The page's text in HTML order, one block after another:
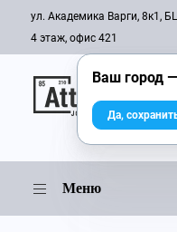
ул. Академика Варги, 8к1,
4 этаж, офис 421
Онлайн-
Меню
Ваш город —
Да,